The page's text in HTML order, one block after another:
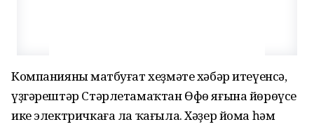
Компанияның матбуғат хеҙмәте хәбәр итеүенсә,
үҙгәрештәр Стәрлетамаҡтан Өфө яғына йөрөүсе
ике электричкаға ла ҡағыла. Хәҙер йома һәм